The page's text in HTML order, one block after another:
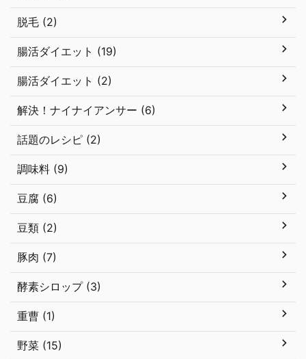
脱毛 (2)
腸活ダイエット (19)
腸活ダイエット (2)
解決！ナイナイアンサー (6)
話題のレシピ (2)
調味料 (9)
豆腐 (6)
豆類 (2)
豚肉 (7)
酵素シロップ (3)
重曹 (1)
野菜 (15)